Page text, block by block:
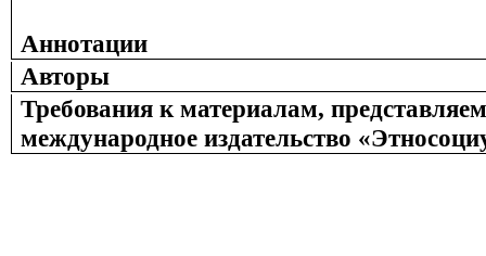
Аннотации
Авторы
Требования к материалам,
международное издательство